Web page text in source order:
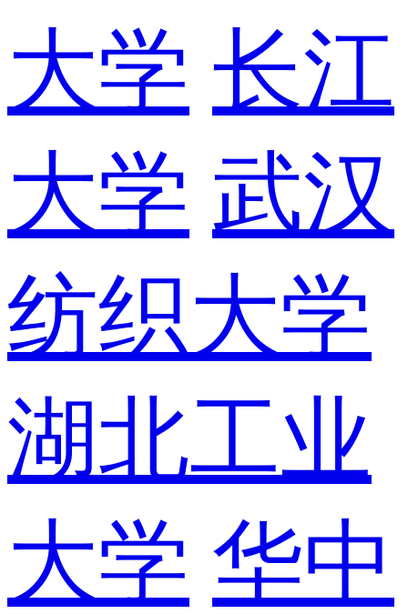
大学 长江
大学 武汉
纺织大学
湖北工业
大学 华中